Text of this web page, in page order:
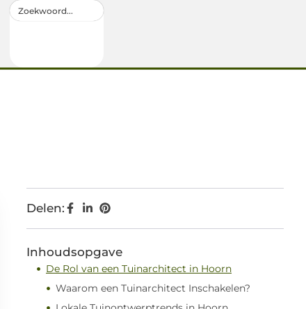
Delen:
Inhoudsopgave
De Rol van een Tuinarchitect in Hoorn
Waarom een Tuinarchitect Inschakelen?